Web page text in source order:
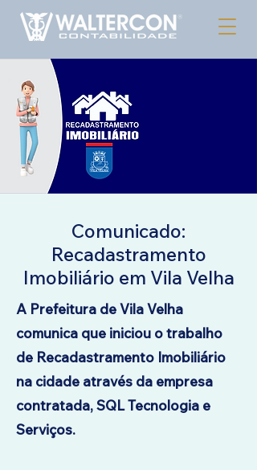
Comunicado:
Recadastramento
Imobiliário em Vila Velha
A Prefeitura de Vila Velha
comunica que iniciou o trabalho
de Recadastramento Imobiliário
na cidade através da empresa
contratada, SQL Tecnologia e
Serviços.